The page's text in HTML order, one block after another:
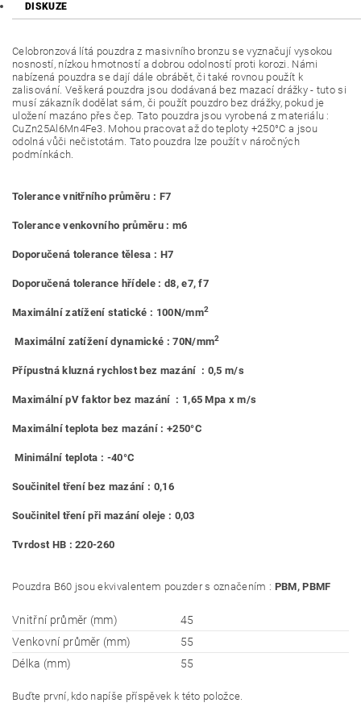
DISKUZE
Celobronzová lítá pouzdra z masivního bronzu se vyznačují vysokou
nosností, nízkou hmotností a dobrou odolností proti korozi. Námi
nabízená pouzdra se dají dále obrábět, či také rovnou použít k
zalisování. Veškerá pouzdra jsou dodávaná bez mazací drážky - tuto si
musí zákazník dodělat sám, či použít pouzdro bez drážky, pokud je
uložení mazáno přes čep. Tato pouzdra jsou vyrobená z materiálu :
CuZn25Al6Mn4Fe3. Mohou pracovat až do teploty +250°C a jsou
odolná vůči nečistotám. Tato pouzdra lze použít v náročných
podmínkách.
Tolerance vnitřního průměru : F7
Tolerance venkovního průměru : m6
Doporučená tolerance tělesa : H7
Doporučená tolerance hřídele : d8, e7, f7
Maximální zatížení statické : 100N/mm2
Maximální zatížení dynamické : 70N/mm2
Přípustná kluzná rychlost bez mazání : 0,5 m/s
Maximální pV faktor bez mazání : 1,65 Mpa x m/s
Maximální teplota bez mazání : +250°C
Minimální teplota : -40°C
Součinitel tření bez mazání : 0,16
Součinitel tření při mazání oleje : 0,03
Tvrdost HB : 220-260
Pouzdra B60 jsou ekvivalentem pouzder s označením : PBM, PBMF
Vnitřní průměr (mm)
45
Venkovní průměr (mm)
55
Délka (mm)
55
Buďte první, kdo napíše příspěvek k této položce.